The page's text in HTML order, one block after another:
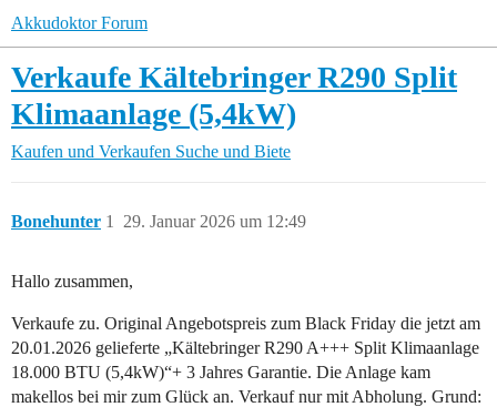
Akkudoktor Forum
Verkaufe Kältebringer R290 Split
Klimaanlage (5,4kW)
Kaufen und Verkaufen Suche und Biete
Bonehunter 29. Januar 2026 um 12:49
1
Hallo zusammen,
Verkaufe zu. Original Angebotspreis zum Black Friday die jetzt am
20.01.2026 gelieferte „Kältebringer R290 A+++ Split Klimaanlage
18.000 BTU (5,4kW)“+ 3 Jahres Garantie. Die Anlage kam
makellos bei mir zum Glück an. Verkauf nur mit Abholung. Grund: